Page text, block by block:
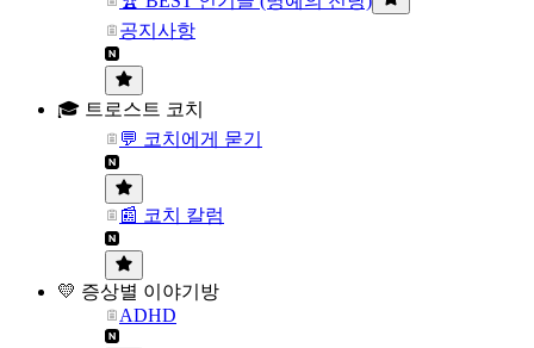
공지사항
🎓 트로스트 코치
💬 코치에게 묻기
📰 코치 칼럼
💛 증상별 이야기방
ADHD